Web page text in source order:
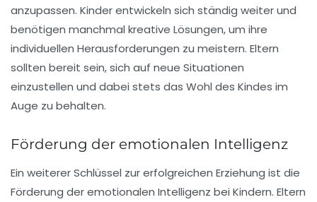
anzupassen. Kinder entwickeln sich ständig weiter und
benötigen manchmal kreative Lösungen, um ihre
individuellen Herausforderungen zu meistern. Eltern
sollten bereit sein, sich auf neue Situationen
einzustellen und dabei stets das Wohl des Kindes im
Auge zu behalten.
Förderung der emotionalen Intelligenz
Ein weiterer Schlüssel zur erfolgreichen Erziehung ist die
Förderung deremotionalen Intelligenz bei Kindern. Eltern